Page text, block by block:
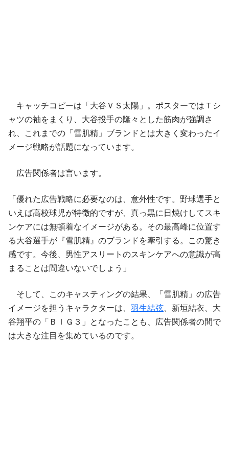
キャッチコピーは「大谷ＶＳ太陽」。ポスターではＴシ
ャツの袖をまくり、大谷投手の隆々とした筋肉が強調さ
れ、これまでの「雪肌精」ブランドとは大きく変わったイ
メージ戦略が話題になっています。
広告関係者は言います。
「優れた広告戦略に必要なのは、意外性です。野球選手と
いえば高校球児が特徴的ですが、真っ黒に日焼けしてスキ
ンケアには無頓着なイメージがある。その最高峰に位置す
る大谷選手が『雪肌精』のブランドを牽引する。この驚き
感です。今後、男性アスリートのスキンケアへの意識が高
まることは間違いないでしょう」
そして、このキャスティングの結果、「雪肌精」の広告
イメージを担うキャラクターは、 羽生結弦 、新垣結衣、大
谷翔平の「ＢＩＧ３」となったことも、広告関係者の間で
は大きな注目を集めているのです。